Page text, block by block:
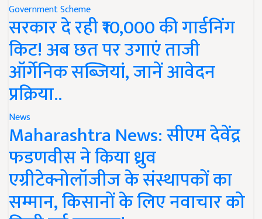
Government Scheme
सरकार दे रही ₹10,000 की गार्डनिंग
किट! अब छत पर उगाएं ताजी
ऑर्गेनिक सब्जियां, जानें आवेदन
प्रक्रिया..
News
Maharashtra News: सीएम देवेंद्र
फडणवीस ने किया ध्रुव
एग्रीटेक्नोलॉजीज के संस्थापकों का
सम्मान, किसानों के लिए नवाचार को